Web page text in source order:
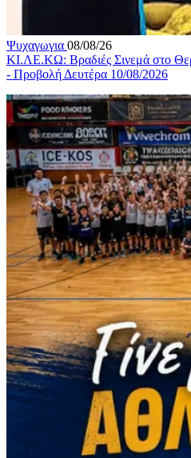
Ψυχαγωγια 08/08/26
ΚΙ.ΛΕ.ΚΩ: Βραδιές Σινεμά στο
- Προβολή Δευτέρα 10/08/2026